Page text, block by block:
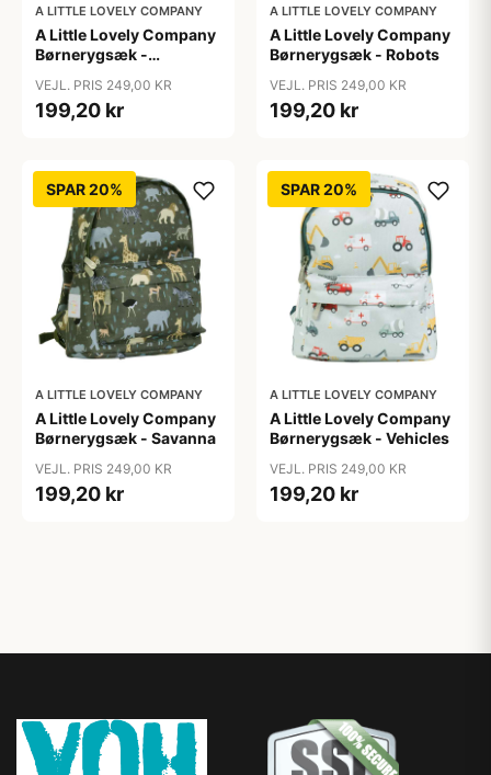
A LITTLE LOVELY COMPANY
A Little Lovely Company
Børnerygsæk -
VEJL. PRIS 249,00 KR
199,20 kr
A LITTLE LOVELY COMPANY
A Little Lovely Company
Børnerygsæk - Robots
VEJL. PRIS 249,00 KR
199,20 kr
SPAR 20%
A LITTLE LOVELY COMPANY
A Little Lovely Company
Børnerygsæk - Savanna
VEJL. PRIS 249,00 KR
199,20 kr
SPAR 20%
A LITTLE LOVELY COMPANY
A Little Lovely Company
Børnerygsæk - Vehicles
VEJL. PRIS 249,00 KR
199,20 kr